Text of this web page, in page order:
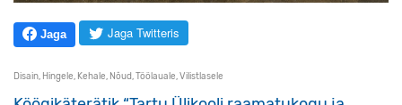
Jaga Jaga Twitteris
Disain, Hingele, Kehale, Nõud,Töölauale,Vilistlasele